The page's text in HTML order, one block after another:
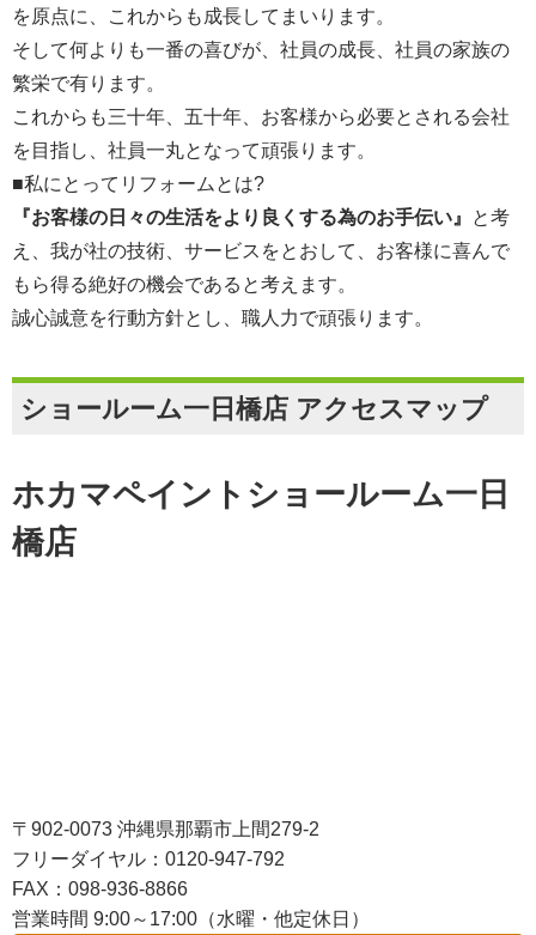
を原点に、これからも成長してまいります。
そして何よりも一番の喜びが、社員の成長、社員の家族の
繁栄で有ります。
これからも三十年、五十年、お客様から必要とされる会社
を目指し、社員一丸となって頑張ります。
■私にとってリフォームとは?
『お客様の日々の生活をより良くする為のお手伝い』
と考
え、我が社の技術、サービスをとおして、お客様に喜んで
もら得る絶好の機会であると考えます。
誠心誠意を行動方針とし、職人力で頑張ります。
ショールーム一日橋店 アクセスマップ
ホカマペイントショールーム一日
橋店
〒902-0073 沖縄県那覇市上間279-2
フリーダイヤル：0120-947-792
FAX：098-936-8866
営業時間 9:00～17:00（水曜・他定休日）